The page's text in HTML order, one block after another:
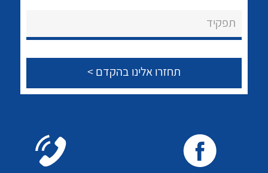
צור קשר
תפקיד